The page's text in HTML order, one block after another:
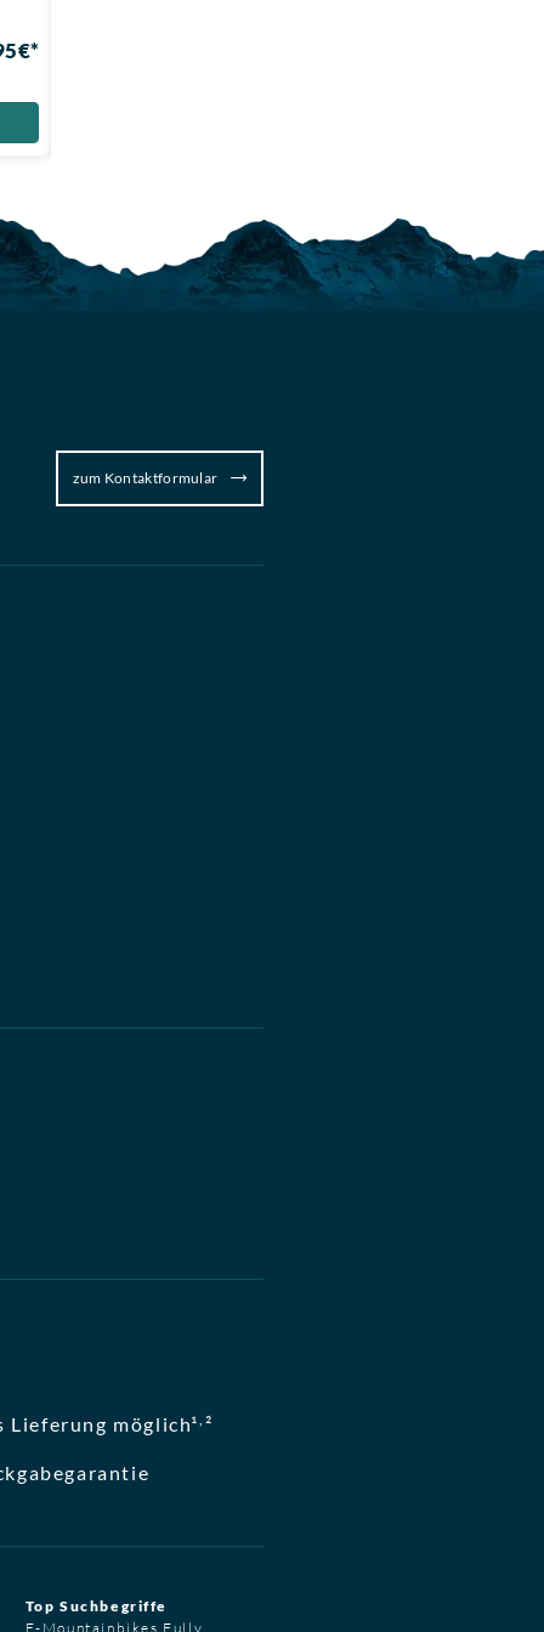
€*
zum Kontaktformular
möglich¹ ²
Top Suchbegriffe
E-Mountainbikes Fully